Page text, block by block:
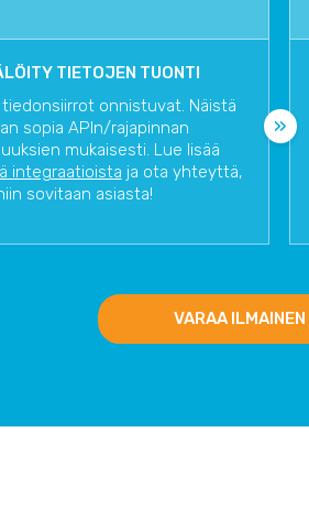
TIETOJEN TUONTI
onnistuvat. Näistä
sopia APIn/rajapinnan
mukaisesti. Lue lisää
integraatioista ja ota yhteyttä,
sovitaan asiasta!
VARAA